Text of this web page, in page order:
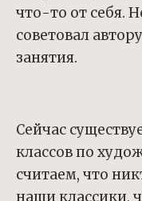
что-то от себя.
советовал
занятия.
Сейчас
классов по
считаем, что
наши классики,